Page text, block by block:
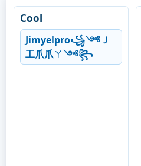
Cool
Jimyelpro꧁༺Ｊ
工爪爪ㄚ༺꧂